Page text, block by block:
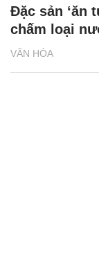
VĂN HÓA
Đặc sản ‘ăn
chấm loại